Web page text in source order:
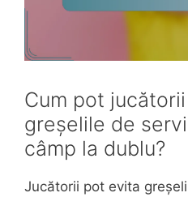
Cum pot
greșelile de
câmp la dublu?
Jucătorii pot evita